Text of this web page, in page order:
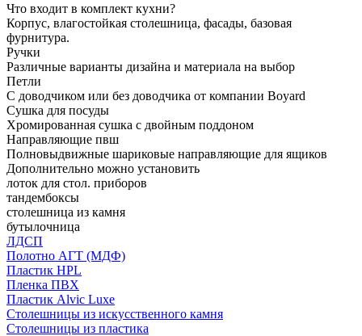
Что входит в комплект кухни?
Корпус, влагостойкая столешница, фасады, базовая
фурнитура.
Ручки
Различные варианты дизайна и материала на выбор
Петли
С доводчиком или без доводчика от компании Boyard
Сушка для посуды
Хромированная сушка с двойным поддоном
Направляющие пвш
Полновыдвижные шариковые направляющие для ящиков
Дополнительно можно установить
лоток для стол. приборов
тандембоксы
столешница из камня
бутылочница
ЛДСП
Полотно АГТ (МДФ)
Пластик HPL
Пленка ПВХ
Пластик Alvic Luxe
Столешницы из искусственного камня
Столешницы из пластика